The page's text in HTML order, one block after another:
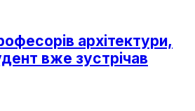
архітектури,
вже зустрічав